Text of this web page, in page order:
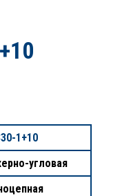
1+10
угловая